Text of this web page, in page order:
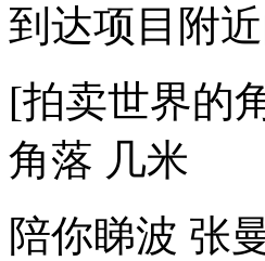
到达项目附
[拍卖世界的
角落 几米
陪你睇波 张